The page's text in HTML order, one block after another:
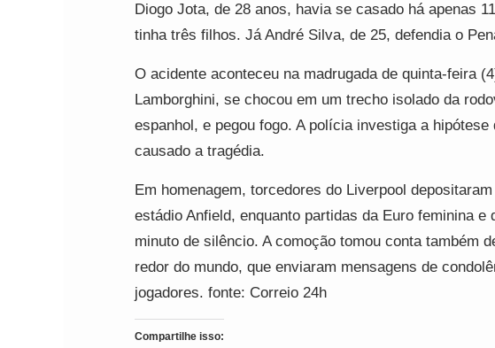
Diogo Jota, de 28 anos, havia se casado há apenas
tinha três filhos. Já André Silva, de 25, defendia o
O acidente aconteceu na madrugada de quinta-feira
Lamborghini, se chocou em um trecho isolado da
espanhol, e pegou fogo. A polícia investiga a
causado a tragédia.
Em homenagem, torcedores do Liverpool
estádio Anfield, enquanto partidas da Euro feminina
minuto de silêncio. A comoção tomou conta também
redor do mundo, que enviaram mensagens de
jogadores. fonte: Correio 24h
Compartilhe isso: